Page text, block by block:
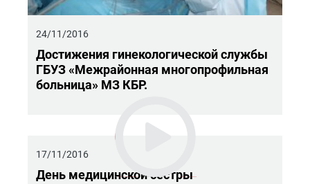
24/11/2016
До­сти­же­ния ги­не­ко­ло­ги­че­ской служ­бы
ГБУЗ «Меж­рай­он­ная мно­го­про­филь­ная
боль­ни­ца» МЗ КБР.
17/11/2016
День ме­ди­цин­ской сест­ры